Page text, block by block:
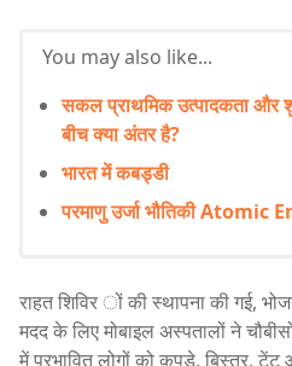
You may also like...
सकल प्राथमिक उत्पादकता और
बीच क्या अंतर है?
भारत में कबड्डी
परमाणु उर्जा भौतिकी
राहत शिविर ों की स्थापना की गई,
मदद के लिए मोबाइल अस्पतालों ने
में प्रभावित लोगों को कपड़े, बिस्तर,